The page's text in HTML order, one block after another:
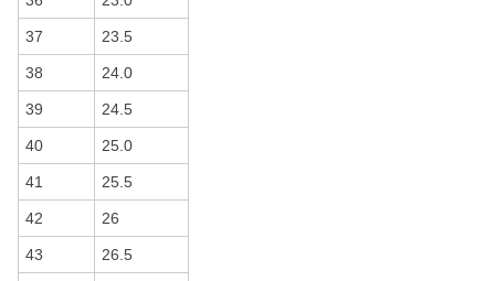
37 23.5
38 24.0
39 24.5
40 25.0
41 25.5
42 26
43 26.5